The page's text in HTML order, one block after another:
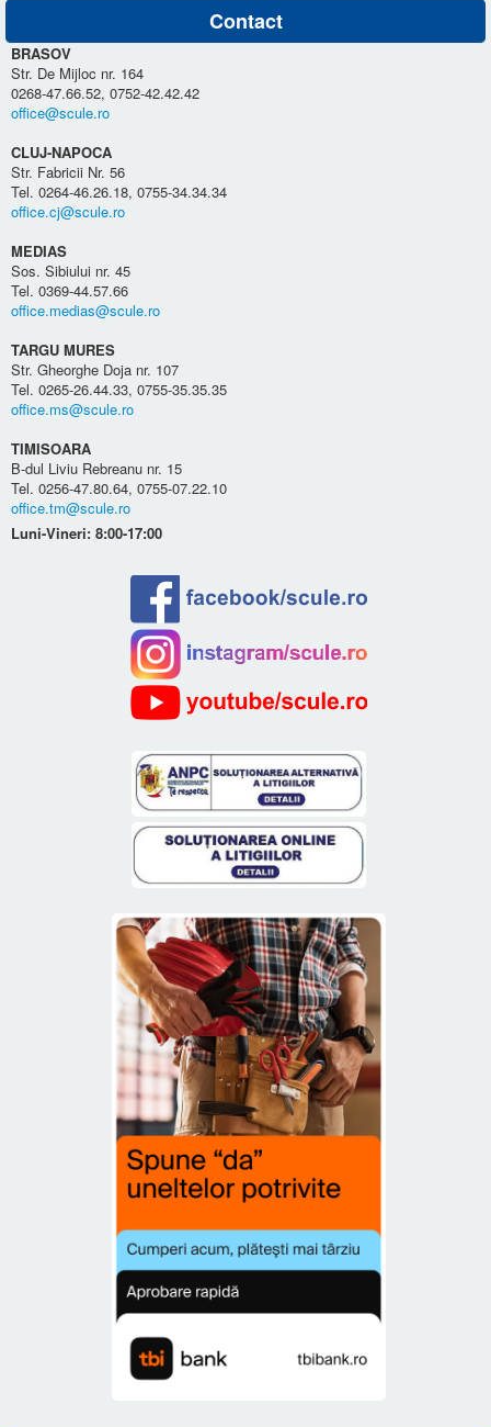
Contact
BRASOV
Str. De Mijloc nr. 164
0268-47.66.52, 0752-42.42.42
office@scule.ro
CLUJ-NAPOCA
Str. Fabricii Nr. 56
Tel. 0264-46.26.18, 0755-34.34.34
office.cj@scule.ro
MEDIAS
Sos. Sibiului nr. 45
Tel. 0369-44.57.66
office.medias@scule.ro
TARGU MURES
Str. Gheorghe Doja nr. 107
Tel. 0265-26.44.33, 0755-35.35.35
office.ms@scule.ro
TIMISOARA
B-dul Liviu Rebreanu nr. 15
Tel. 0256-47.80.64, 0755-07.22.10
office.tm@scule.ro
Luni-Vineri: 8:00-17:00